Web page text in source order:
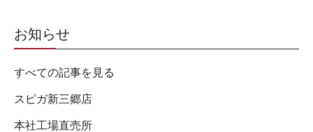
お知らせ
すべての記事を見る
スピガ新三郷店
本社工場直売所